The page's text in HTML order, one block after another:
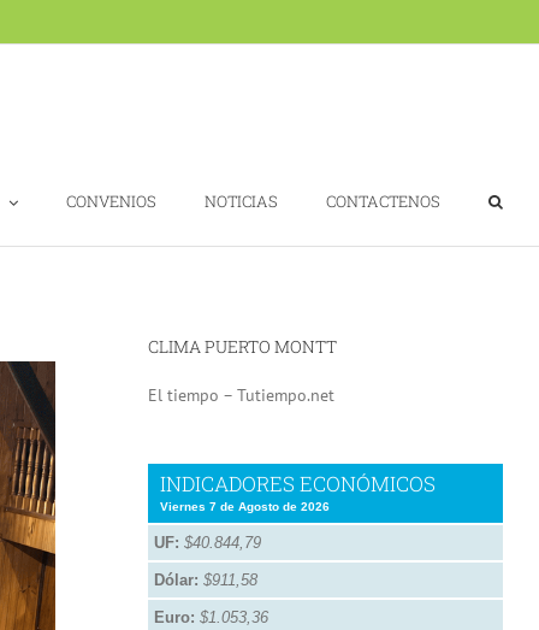
CONVENIOS NOTICIAS CONTACTENOS
CLIMA PUERTO MONTT
El tiempo – Tutiempo.net
INDICADORES ECONÓMICOS
Viernes 7 de Agosto de 2026
UF: $40.844,79
Dólar: $911,58
Euro: $1.053,36